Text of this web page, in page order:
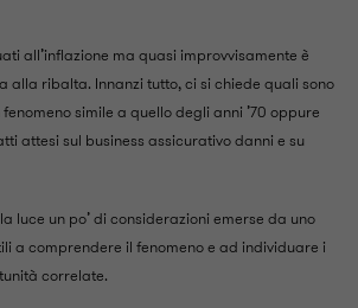
all’inflazione ma quasi improvvisamente è
alla ribalta. Innanzi tutto, ci si chiede quali sono
simile a quello degli anni ’70 oppure
attesi sul business assicurativo danni e su
luce un po’ di considerazioni emerse da uno
a comprendere il fenomeno e ad individuare i
correlate.